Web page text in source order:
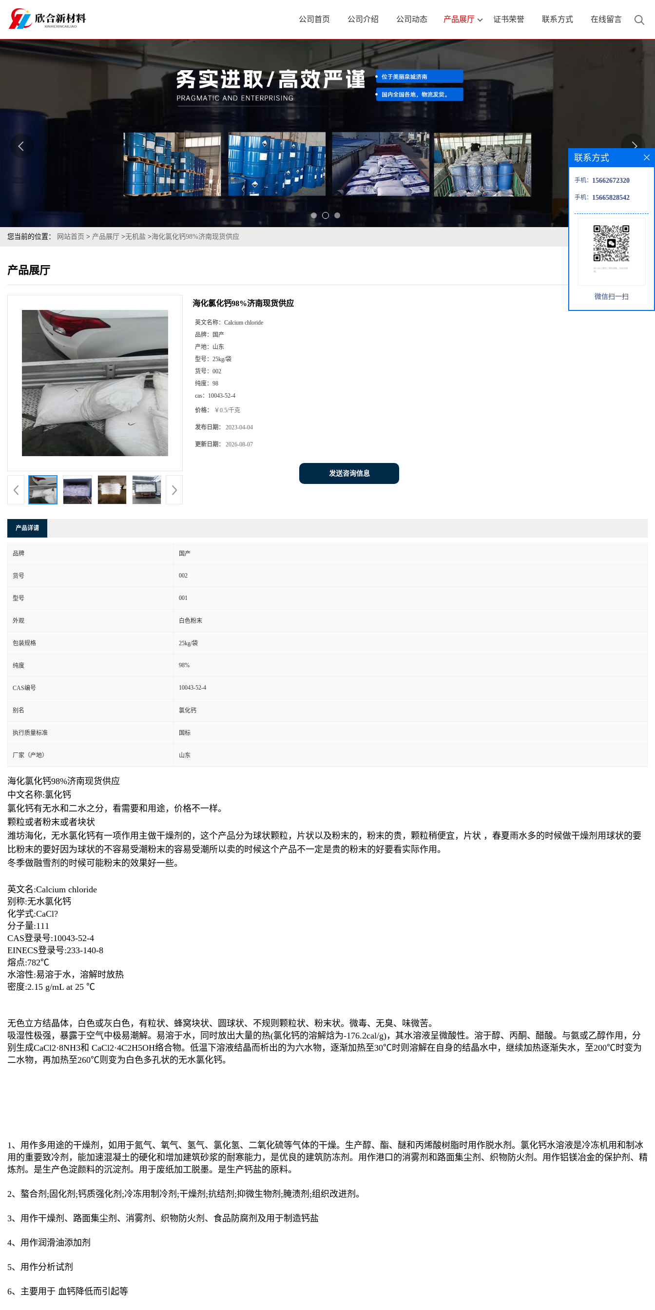
公司首页 公司介绍 公司动态 产品展厅 证书荣誉 联系方式 在线留言
您当前的位置： 网站首页 > 产品展厅 >无机盐 >海化氯化钙98%济南现货供应
产品展厅
海化氯化钙98%济南现货供应
英文名称： Calcium chloride
品牌：
国产
产地： 山东
型号： 25kg/袋
货号： 002
纯度： 98
cas： 10043-52-4
价格： ￥0.5/千克
发布日期： 2023-04-04
更新日期： 2026-08-07
发送咨询信息
产品详请
品牌 国产
货号 002
型号 001
外观 白色粉末
包装规格 25kg/袋
纯度 98%
CAS编号 10043-52-4
别名 氯化钙
执行质量标准 国标
厂家（产地） 山东
海化氯化钙98%济南现货供应
中文名称:氯化钙
氯化钙有无水和二水之分，看需要和用途，价格不一样。
颗粒或者粉末或者块状
潍坊海化，无水氯化钙有一项作用主做干燥剂的，这个产品分为球状颗粒，片状以及粉末的，粉末的贵，颗粒稍便宜，片状 ，春夏雨水多的时候做干燥剂用球状的要
比粉末的要好因为球状的不容易受潮粉末的容易受潮所以卖的时候这个产品不一定是贵的粉末的好要看实际作用。
冬季做融雪剂的时候可能粉末的效果好一些。
英文名:Calcium chloride
别称:无水氯化钙
化学式:CaCl?
分子量:111
CAS登录号:10043-52-4
EINECS登录号:233-140-8
熔点:782℃
水溶性:易溶于水，溶解时放热
密度:2.15 g/mL at 25 ℃
无色立方结晶体，白色或灰白色，有粒状、蜂窝块状、圆球状、不规则颗粒状、粉末状。微毒、无臭、味微苦。
吸湿性极强，暴露于空气中极易潮解。易溶于水，同时放出大量的热(氯化钙的溶解焓为-176.2cal/g)，其水溶液呈微酸性。溶于醇、丙酮、醋酸。与氨或乙醇作用，分
别生成CaCl2·8NH3和 CaCl2·4C2H5OH络合物。低温下溶液结晶而析出的为六水物，逐渐加热至30℃时则溶解在自身的结晶水中，继续加热逐渐失水，至200℃时变为
二水物，再加热至260℃则变为白色多孔状的无水氯化钙。
1、用作多用途的干燥剂，如用于氮气、氧气、氢气、氯化氢、二氧化硫等气体的干燥。生产醇、酯、醚和丙烯酸树脂时用作脱水剂。氯化钙水溶液是冷冻机用和制冰
用的重要致冷剂，能加速混凝土的硬化和增加建筑砂浆的耐寒能力，是优良的建筑防冻剂。用作港口的消雾剂和路面集尘剂、织物防火剂。用作铝镁冶金的保护剂、精
炼剂。是生产色淀颜料的沉淀剂。用于废纸加工脱墨。是生产钙盐的原料。
2、螯合剂;固化剂;钙质强化剂;冷冻用制冷剂;干燥剂;抗结剂;抑微生物剂;腌渍剂;组织改进剂。
3、用作干燥剂、路面集尘剂、消雾剂、织物防火剂、食品防腐剂及用于制造钙盐
4、用作润滑油添加剂
5、用作分析试剂
6、主要用于 血钙降低而引起等
联系方式
手机： 15662672320
手机： 15665828542
微信扫一扫